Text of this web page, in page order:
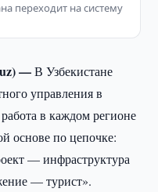
переходит на систему
—В Узбекистане
управления в
в каждом регионе
основе по цепочке:
— инфраструктура
— турист».